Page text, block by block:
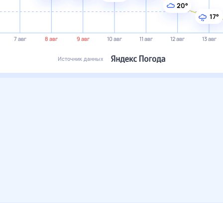
7 авг 8 авг 9 авг 10 авг 11 авг 12 авг 13 авг
20°
17°
Источник данных